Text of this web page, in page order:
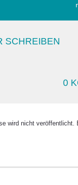
SCHREIBEN
0
wird nicht veröffentlicht.